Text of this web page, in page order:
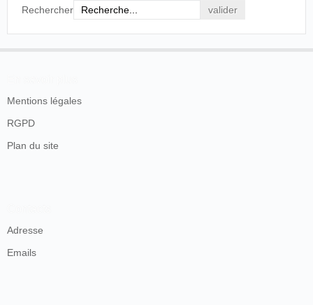
Rechercher
Mentions légales
RGPD
Plan du site
Adresse
Emails